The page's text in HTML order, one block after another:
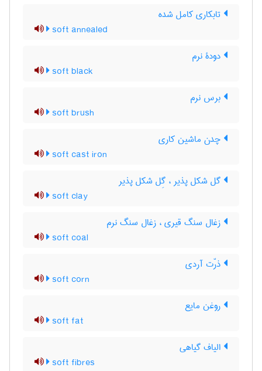
تابکاری کامل شده
soft annealed
دودۀ نرم
soft black
برس نرم
soft brush
چدن ماشین کاری
soft cast iron
گل شکل پذیر ، گِل شکل پذیر
soft clay
زغال سنگ قیری ، زغال سنگ نرم
soft coal
ذرّت آردی
soft corn
روغن مایع
soft fat
الیاف گیاهی
soft fibres